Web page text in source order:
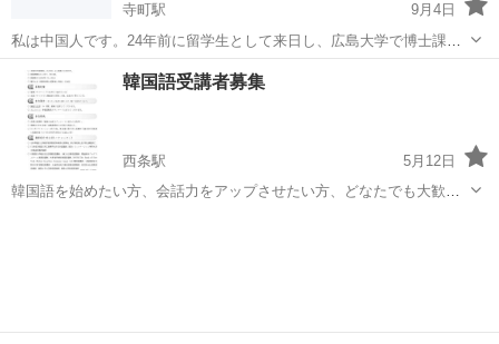
寺町駅
9月4日
私は中国人です。24年前に留学生として来日し、広島大学で博士課程
(医学)を卒業し、広島で働いています。日本語、韓国語、中国語は同時
通訳、翻訳できます。 初心者の方でも、上級を目指す方でも、教える
ことが可能です。 お気軽に問い...
広島 寺町駅 中国語
韓国語受講者募集
西条駅
5月12日
韓国語を始めたい方、会話力をアップさせたい方、どなたでも大歓迎